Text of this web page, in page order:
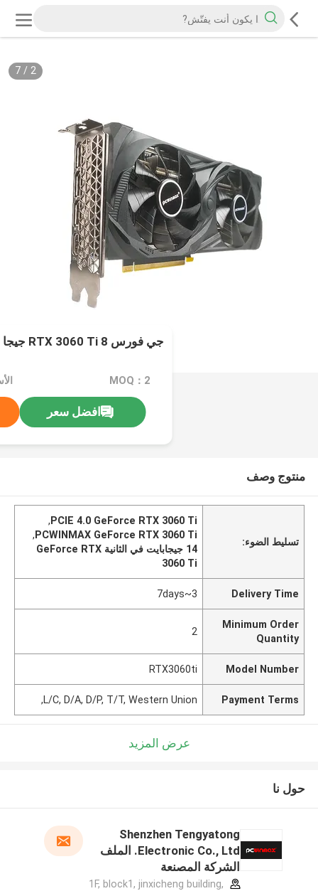
2
/
7
جي فورس RTX 3060 Ti 8 جيجا GDDR6
MOQ：2
افضل سعر
منتوج وصف
تسليط الضوء:
PCIE 4.0 GeForce RTX 3060 Ti
,
PCWINMAX GeForce RTX 3060 Ti
,
14 جيجابايت في الثانية GeForce RTX
3060 Ti
Delivery Time
3~7days
Minimum Order
Quantity
2
Model Number
RTX3060ti
Payment Terms
L/C, D/A, D/P, T/T, Western Union,
عرض المزيد
حول نا
Shenzhen Tengyatong
Electronic Co., Ltd. الملف
الشركة المصنعة
1F, block1, jinxicheng building,